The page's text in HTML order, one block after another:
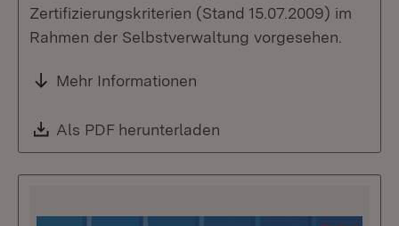
Zertifizierungskriterien (Stand 15.07.2009) im
Rahmen der Selbstverwaltung vorgesehen.
Mehr Informationen
Download:
Als PDF herunterladen